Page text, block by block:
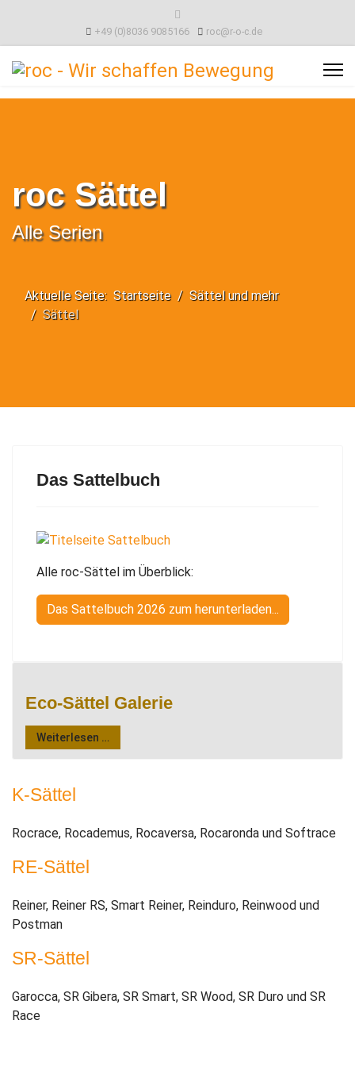
+49 (0)8036 9085166 roc@r-o-c.de
roc Sättel
Alle Serien
Aktuelle Seite: Startseite
Sättel und mehr
Sättel
Das Sattelbuch
Alle roc-Sättel im Überblick:
Das Sattelbuch 2026 zum herunterladen...
Eco-Sättel Galerie
Weiterlesen …
K-Sättel
Rocrace, Rocademus, Rocaversa, Rocaronda und Softrace
RE-Sättel
Reiner, Reiner RS, Smart Reiner, Reinduro, Reinwood und
Postman
SR-Sättel
Garocca, SR Gibera, SR Smart, SR Wood, SR Duro und SR
Race